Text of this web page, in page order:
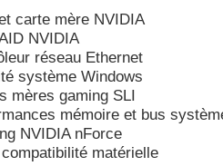
carte mère NVIDIA
NVIDIA
réseau Ethernet
système Windows
mères gaming SLI
mémoire et bus
NVIDIA nForce
matérielle